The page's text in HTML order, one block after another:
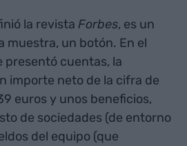
la revista Forbes, es un
muestra, un botón. En el
presentó cuentas, la
importe neto de la cifra de
euros y unos beneficios,
de sociedades (de entorno
del equipo (que